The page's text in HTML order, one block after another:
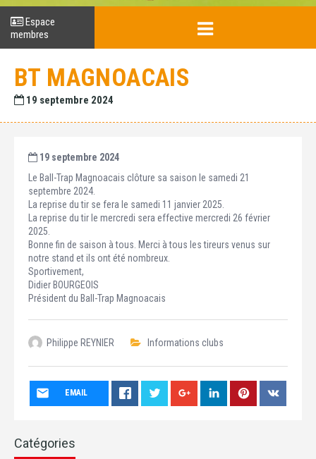
Espace
membres
BT MAGNOACAIS
19 septembre 2024
19 septembre 2024
Le Ball-Trap Magnoacais clôture sa saison le samedi 21
septembre 2024.
La reprise du tir se fera le samedi 11 janvier 2025.
La reprise du tir le mercredi sera effective mercredi 26 février
2025.
Bonne fin de saison à tous. Merci à tous les tireurs venus sur
notre stand et ils ont été nombreux.
Sportivement,
Didier BOURGEOIS
Président du Ball-Trap Magnoacais
Philippe REYNIER Informations clubs
EMAIL
Catégories